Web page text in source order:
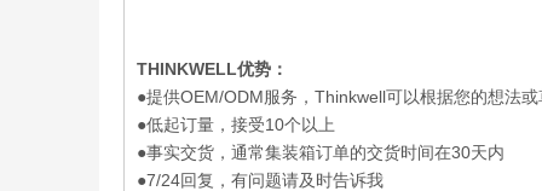
THINKWELL优势：
●提供OEM/ODM服务，Thinkwell可以根据您的想法
●低起订量，接受10个以上
●事实交货，通常集装箱订单的交货时间在30天内
●7/24回复，有问题请及时告诉我